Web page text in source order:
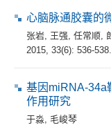
心脑脉通胶囊的
张岩 王强 任常顺
2015, 33(6): 536-538.
基因miRNA-34a
作用研究
于淼
毛峻琴